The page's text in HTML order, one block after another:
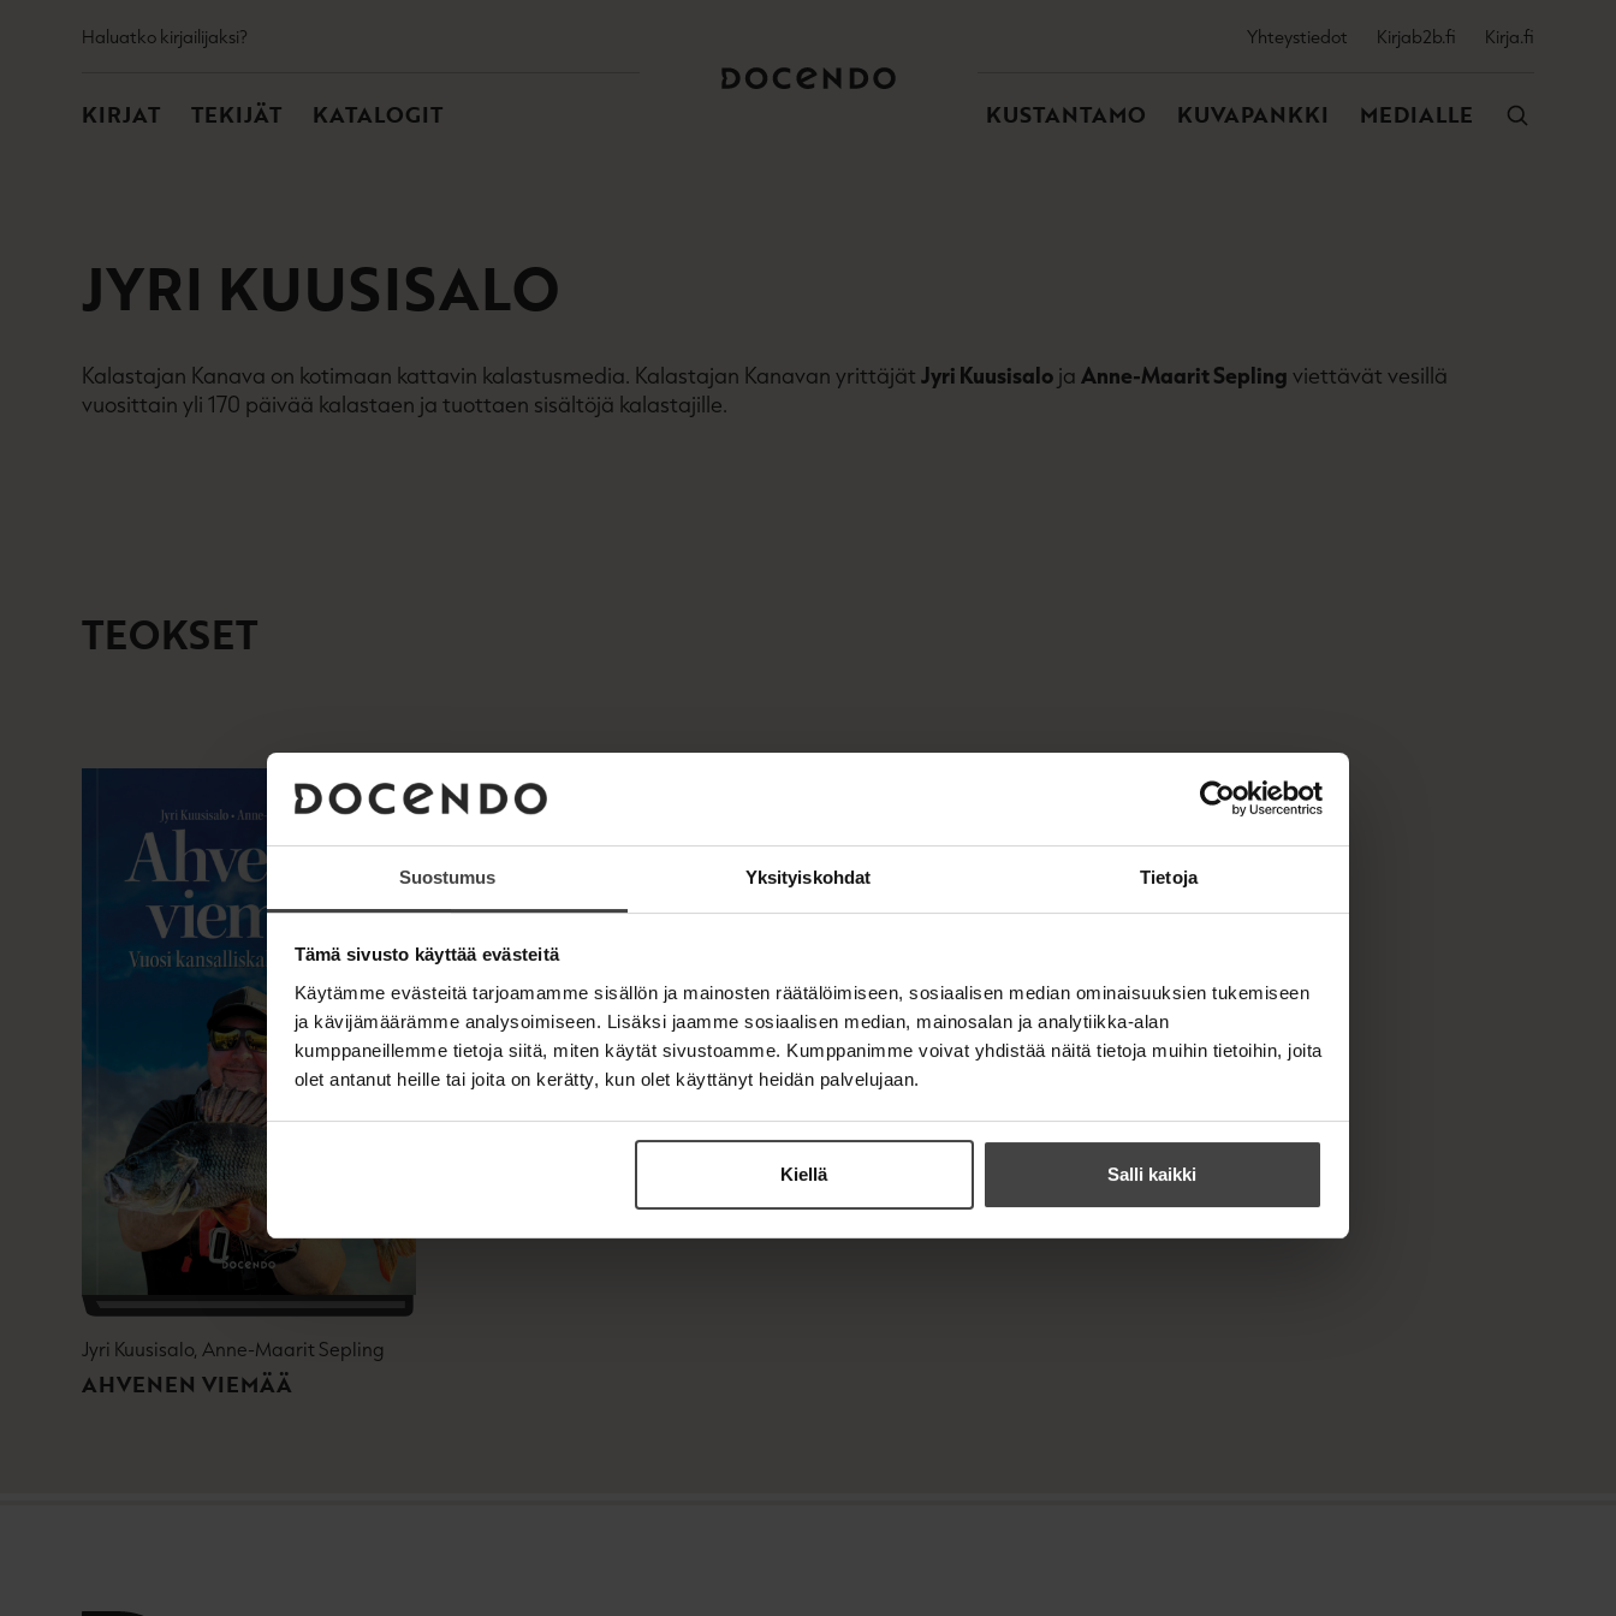
Suostumus Yksityiskohdat Tietoja
Tämä sivusto käyttää evästeitä
Käytämme evästeitä tarjoamamme sisällön ja mainosten räätälöimiseen, sosiaalisen median ominaisuuksien tukemiseen
ja kävijämäärämme analysoimiseen. Lisäksi jaamme sosiaalisen median, mainosalan ja analytiikka-alan
kumppaneillemme tietoja siitä, miten käytät sivustoamme. Kumppanimme voivat yhdistää näitä tietoja muihin tietoihin, joita
olet antanut heille tai joita on kerätty, kun olet käyttänyt heidän palvelujaan.
Kiellä Salli kaikki
sisältöönTOISSIJAINEN
Haluatko kirjailijaksi?
PÄÄVALIKKO
KIRJAT TEKIJÄT KATALOGIT
TOISSIJAINEN
Yhteystiedot Kirjab2b.fi Kirja.fi
PÄÄVALIKKO
KUSTANTAMO KUVAPANKKI MEDIALLE
JYRI KUUSISALO
Kalastajan Kanava on kotimaan kattavin kalastusmedia. Kalastajan Kanavan yrittäjät Jyri Kuusisalo ja Anne-Maarit Sepling viettävät vesillä
vuosittain yli 170 päivää kalastaen ja tuottaen sisältöjä kalastajille.
TEOKSET
lokakuu 2026
Jyri Kuusisalo, Anne-Maarit Sepling
AHVENEN VIEMÄÄ